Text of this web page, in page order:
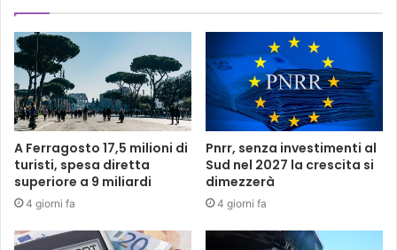
A Ferragosto 17,5 milioni di
turisti, spesa diretta
superiore a 9 miliardi
4 giorni fa
Pnrr, senza investimenti al
Sud nel 2027 la crescita si
dimezzerà
4 giorni fa